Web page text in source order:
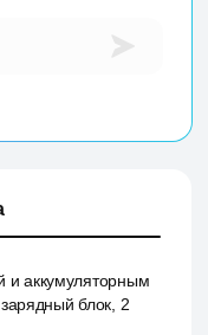
и аккумуляторным
блок, 2